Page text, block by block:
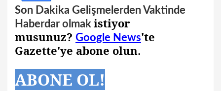
Son Dakika Gelişmelerden Vaktinde
Haberdar olmak istiyor
musunuz? Google News'te
Gazette'ye abone olun.
ABONE OL!